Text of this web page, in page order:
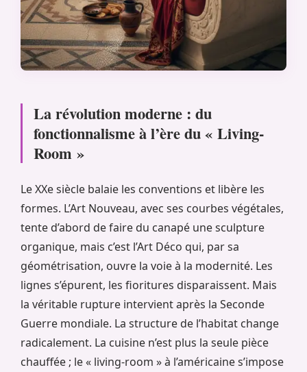
La révolution moderne : du
fonctionnalisme à l’ère du « Living-
Room »
Le XXe siècle balaie les conventions et libère les
formes. L’Art Nouveau, avec ses courbes végétales,
tente d’abord de faire du canapé une sculpture
organique, mais c’est l’Art Déco qui, par sa
géométrisation, ouvre la voie à la modernité. Les
lignes s’épurent, les fioritures disparaissent. Mais
la véritable rupture intervient après la Seconde
Guerre mondiale. La structure de l’habitat change
radicalement. La cuisine n’est plus la seule pièce
chauffée ; le « living-room » à l’américaine s’impose